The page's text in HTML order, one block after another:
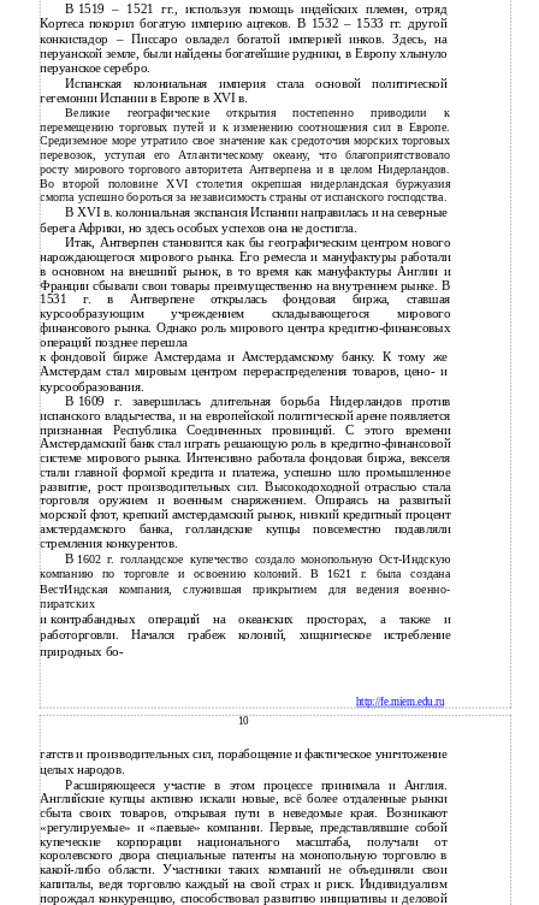
В 1519 – 1521 гг., используя помощь индейских племен, отряд
Кортеса покорил богатую империю ацтеков. В 1532 – 1533 гг. другой
конкистадор – Писсаро овладел богатой империей инков. Здесь, на
перуанской земле, были найдены богатейшие рудники, в Европу хлынуло
перуанское серебро.
Испанская колониальная империя стала основой политической
гегемонии Испании в Европе в XVI в.
Великие географические открытия постепенно приводили к
перемещению торговых путей и к изменению соотношения сил в Европе.
Средиземное море утратило свое значение как средоточия морских торговых
перевозок, уступая его Атлантическому океану, что благоприятствовало
росту мирового торгового авторитета Антверпена и в целом Нидерландов.
Во второй половине XVI столетия окрепшая нидерландская буржуазия
смогла успешно бороться за независимость страны от испанского господства.
В XVI в. колониальная экспансия Испании направилась и на северные
берега Африки, но здесь особых успехов она не достигла.
Итак, Антверпен становится как бы географическим центром нового
нарождающегося мирового рынка. Его ремесла и мануфактуры работали
в основном на внешний рынок, в то время как мануфактуры Англии и
Франции сбывали свои товары преимущественно на внутреннем рынке. В
1531 г. в Антверпене открылась фондовая биржа, ставшая
курсообразующим учреждением складывающегося мирового
финансового рынка. Однако роль мирового центра кредитно-финансовых
операций позднее перешла
к фондовой бирже Амстердама и Амстердамскому банку. К тому же
Амстердам стал мировым центром перераспределения товаров, цено- и
курсообразования.
В 1609 г. завершилась длительная борьба Нидерландов против
испанского владычества, и на европейской политической арене появляется
признанная Республика Соединенных провинций. С этого времени
Амстердамский банк стал играть решающую роль в кредитно-финансовой
системе мирового рынка. Интенсивно работала фондовая биржа, векселя
стали главной формой кредита и платежа, успешно шло промышленное
развитие, рост производительных сил. Высокодоходной отраслью стала
торговля оружием и военным снаряжением. Опираясь на развитый
морской флот, крепкий амстердамский рынок, низкий кредитный процент
амстердамского банка, голландские купцы повсеместно подавляли
стремления конкурентов.
В 1602 г. голландское купечество создало монопольную Ост-Индскую
компанию по торговле и освоению колоний. В 1621 г. была создана
ВестИндская компания, служившая прикрытием для ведения военно-
пиратских
и контрабандных операций на океанских просторах, а также и
работорговли. Начался грабеж колоний, хищническое истребление
природных бо-
http://fe.miem.edu.ru
10
гатств и производительных сил, порабощение и фактическое уничтожение
целых народов.
Расширяющееся участие в этом процессе принимала и Англия.
Английские купцы активно искали новые, всё более отдаленные рынки
сбыта своих товаров, открывая пути в неведомые края. Возникают
«регулируемые» и «паевые» компании. Первые, представлявшие собой
купеческие корпорации национального масштаба, получали от
королевского двора специальные патенты на монопольную торговлю в
какой-либо области. Участники таких компаний не объединяли свои
капиталы, ведя торговлю каждый на свой страх и риск. Индивидуализм
порождал конкуренцию, способствовал развитию инициативы и деловой